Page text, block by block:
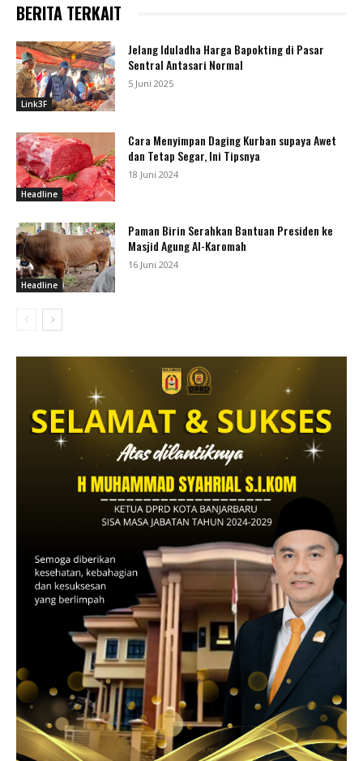
BERITA TERKAIT
Link3F
Jelang Iduladha Harga Bapokting di Pasar
Sentral Antasari Normal
5 Juni 2025
Headline
Cara Menyimpan Daging Kurban supaya Awet
dan Tetap Segar, Ini Tipsnya
18 Juni 2024
Headline
Paman Birin Serahkan Bantuan Presiden ke
Masjid Agung Al-Karomah
16 Juni 2024